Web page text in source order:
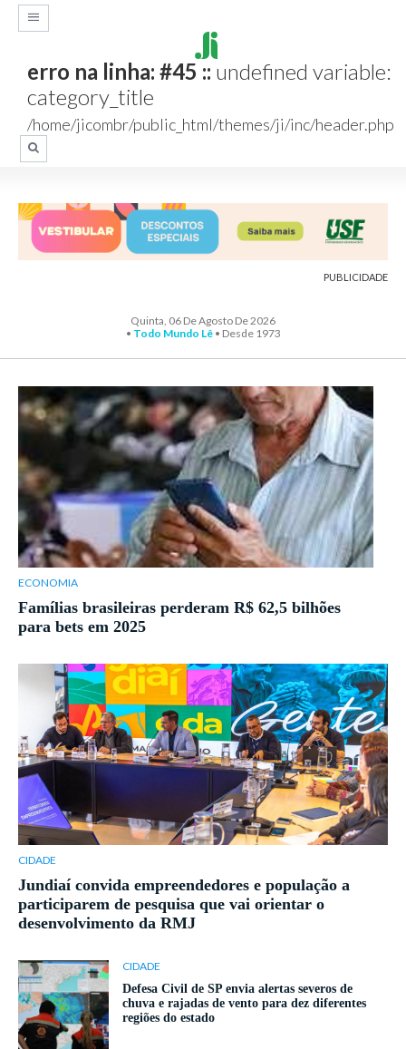
erro na linha: #45 :: undefined variable:
category_title
/home/jicombr/public_html/themes/ji/inc/header.php
PUBLICIDADE
Quinta, 06 De Agosto De 2026
• Todo Mundo Lê• Desde 1973
ECONOMIA
Famílias brasileiras perderam R$ 62,5 bilhões
para bets em 2025
CIDADE
Jundiaí convida empreendedores e população a
participarem de pesquisa que vai orientar o
desenvolvimento da RMJ
CIDADE
Defesa Civil de SP envia alertas severos de
chuva e rajadas de vento para dez diferentes
regiões do estado